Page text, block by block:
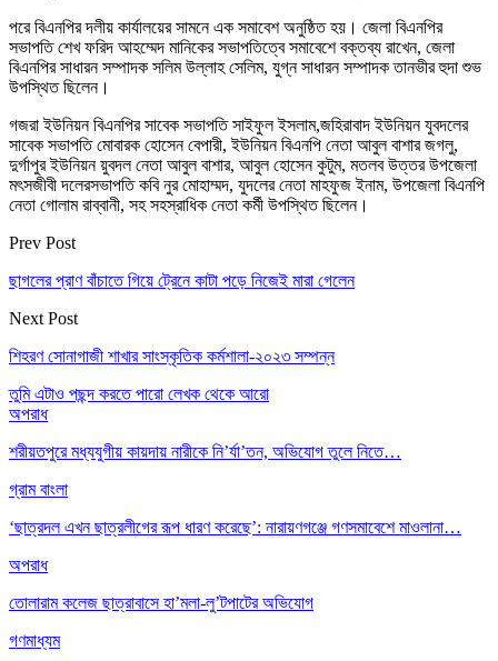
পরে বিএনপির দলীয় কার্যালয়ের সামনে এক সমাবেশ অনুষ্ঠিত হয়। জেলা বিএনপির
সভাপতি শেখ ফরিদ আহম্মেদ মানিকের সভাপতিত্বে সমাবেশে বক্তব্য রাখেন, জেলা
বিএনপির সাধারন সম্পাদক সলিম উল্লাহ সেলিম, যুগ্ন সাধারন সম্পাদক তানভীর হুদা শুভ
উপস্থিত ছিলেন।
গজরা ইউনিয়ন বিএনপির সাবেক সভাপতি সাইফুল ইসলাম,জহিরাবাদ ইউনিয়ন যুবদলের
সাবেক সভাপতি মোবারক হোসেন বেপারী, ইউনিয়ন বিএনপি নেতা আবুল বাশার জগলু,
দুর্গাপুর ইউনিয়ন য়ুবদল নেতা আবুল বাশার, আবুল হোসেন কুটুম, মতলব উত্তর উপজেলা
মৎসজীবী দলেরসভাপতি কবি নুর মোহাম্মদ, যুদলের নেতা মাহফুজ ইনাম, উপজেলা বিএনপি
নেতা গোলাম রাব্বানী, সহ সহস্রাধিক নেতা কর্মী উপস্থিত ছিলেন।
Prev Post
ছাগলের প্রাণ বাঁচাতে গিয়ে ট্রেনে কাটা পড়ে নিজেই মারা গেলেন
Next Post
শিহরণ সোনাগাজী শাখার সাংস্কৃতিক কর্মশালা-২০২৩ সম্পন্ন
তুমি এটাও পছন্দ করতে পারো লেখক থেকে আরো
অপরাধ
শরীয়তপুরে মধ্যযুগীয় কায়দায় নারীকে নি’র্যা’তন, অভিযোগ তুলে নিতে…
গ্রাম বাংলা
‘ছাত্রদল এখন ছাত্রলীগের রূপ ধারণ করেছে’: নারায়ণগঞ্জে গণসমাবেশে মাওলানা…
অপরাধ
তোলারাম কলেজ ছাত্রাবাসে হা’মলা-লু’টপাটের অভিযোগ
গণমাধ্যম